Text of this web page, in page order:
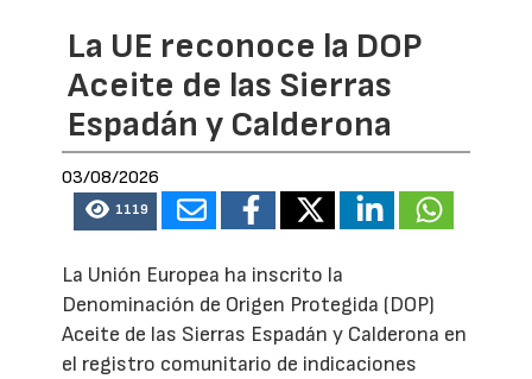
La UE reconoce la DOP
Aceite de las Sierras
Espadán y Calderona
03/08/2026
1119
La Unión Europea ha inscrito la
Denominación de Origen Protegida (DOP)
Aceite de las Sierras Espadán y Calderona en
el registro comunitario de indicaciones